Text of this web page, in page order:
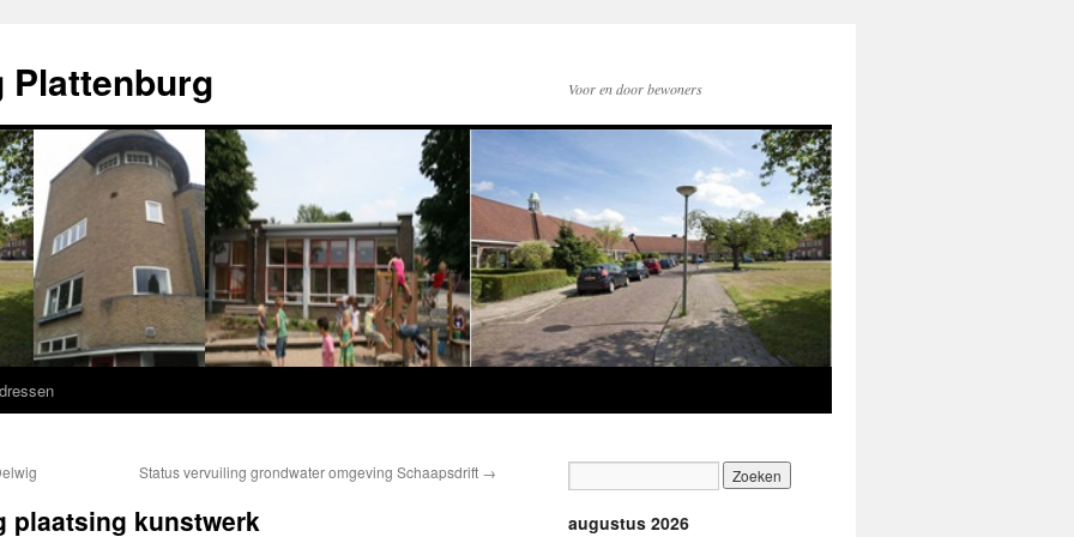
Plattenburg Voor en door bewoners
Status vervuiling grondwater omgeving Schaapsdrift →
plaatsing kunstwerk augustus 2026